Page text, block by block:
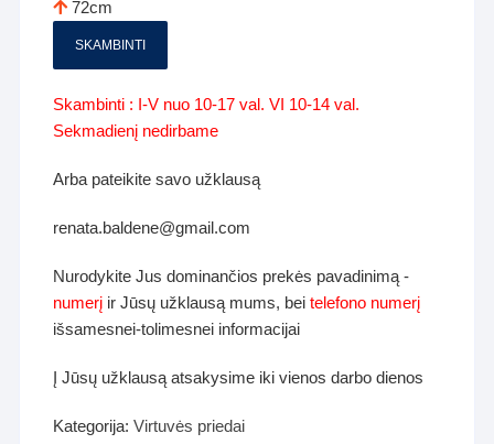
72cm
SKAMBINTI
Skambinti : I-V nuo 10-17 val. VI 10-14 val.
Sekmadienį nedirbame
Arba pateikite savo užklausą
renata.baldene@gmail.com
Nurodykite Jus dominančios prekės pavadinimą -
numerį ir Jūsų užklausą mums, beitelefono numerį
išsamesnei-tolimesnei informacijai
Į Jūsų užklausą atsakysime iki vienos darbo dienos
Kategorija:Virtuvės priedai